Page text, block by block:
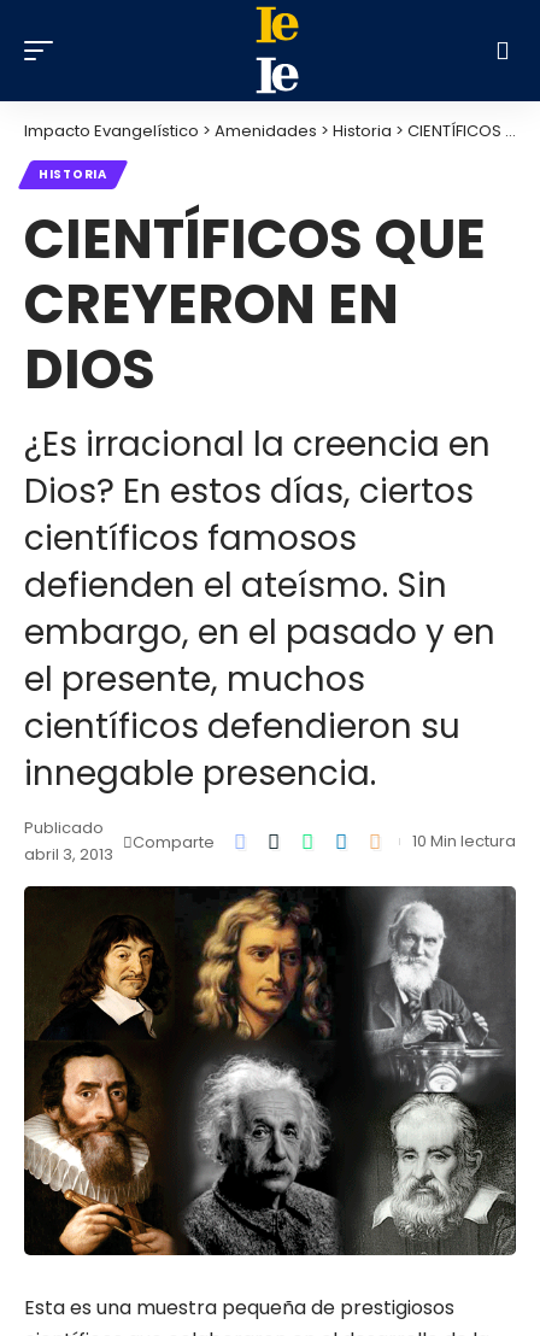
Impacto Evangelístico > Amenidades > Historia > CIENTÍFICOS QUE CREYERON EN DIOS
HISTORIA
CIENTÍFICOS QUE
CREYERON EN
DIOS
¿Es irracional la creencia en
Dios? En estos días, ciertos
científicos famosos
defienden el ateísmo. Sin
embargo, en el pasado y en
el presente, muchos
científicos defendieron su
innegable presencia.
Publicado
abril 3, 2013
Comparte 10 Min lectura
Esta es una muestra pequeña de prestigiosos